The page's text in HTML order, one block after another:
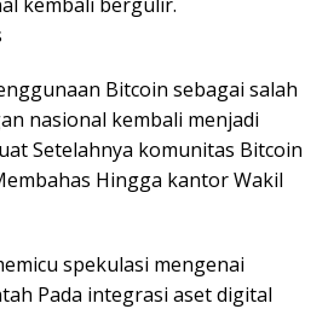
Bitcoin sebagai salah
nasional kembali menjadi
Setelahnya komunitas Bitcoin
Hingga kantor Wakil
spekulasi mengenai
Pada integrasi aset digital